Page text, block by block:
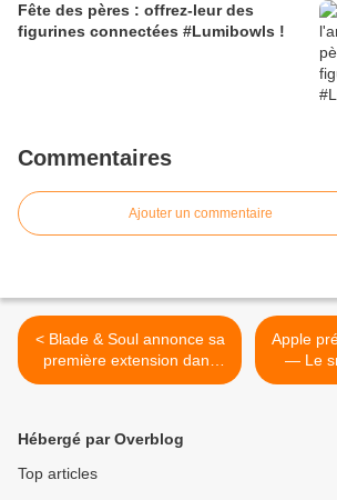
Fête des pères : offrez-leur des
figurines connectées #Lumibowls !
Commentaires
Ajouter un commentaire
< Blade & Soul annonce sa
première extension dans
une vidéo explosive !‏
Apple
— Le
écran
Hébergé par Overblog
Top articles